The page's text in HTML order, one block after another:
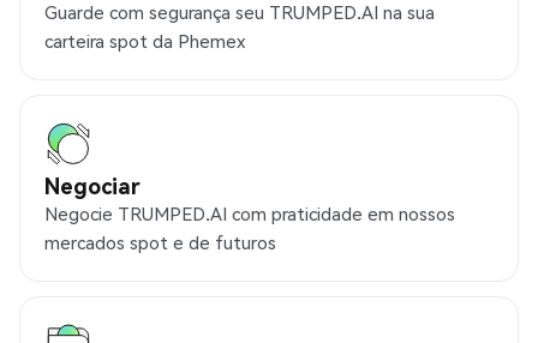
Guarde com segurança seu TRUMPED.AI na sua
carteira spot da Phemex
Negociar
Negocie TRUMPED.AI com praticidade em nossos
mercados spot e de futuros